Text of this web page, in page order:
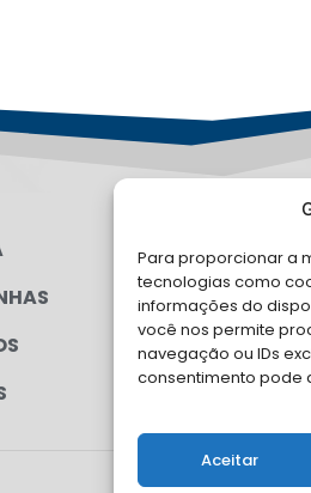
Para proporcionar a
tecnologias como
informações do
você nos permite
navegação ou IDs
consentimento pode
Aceitar
LGPD
FALE CONOSCO
Solicite Apoio
para o seu evento